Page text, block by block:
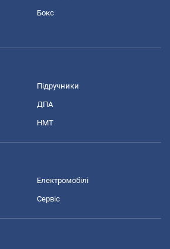
Бокс
Підручники
ДПА
НМТ
Електромобілі
Сервіс